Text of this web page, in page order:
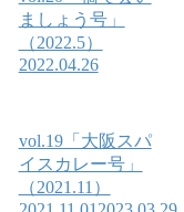
ましょう号」
（2022.5）
2022.04.26
vol.19「大阪スパ
イスカレー号」
（2021.11）